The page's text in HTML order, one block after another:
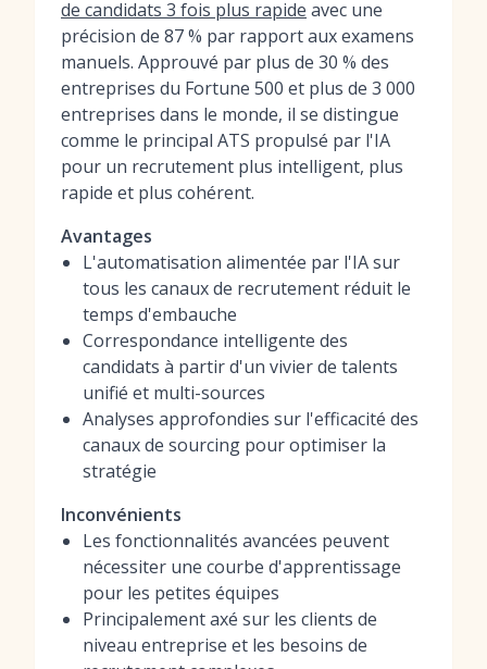
de candidats 3 fois plus rapide avec une
précision de 87 % par rapport aux examens
manuels. Approuvé par plus de 30 % des
entreprises du Fortune 500 et plus de 3 000
entreprises dans le monde, il se distingue
comme le principal ATS propulsé par l'IA
pour un recrutement plus intelligent, plus
rapide et plus cohérent.
Avantages
L'automatisation alimentée par l'IA sur
tous les canaux de recrutement réduit le
temps d'embauche
Correspondance intelligente des
candidats à partir d'un vivier de talents
unifié et multi-sources
Analyses approfondies sur l'efficacité des
canaux de sourcing pour optimiser la
stratégie
Inconvénients
Les fonctionnalités avancées peuvent
nécessiter une courbe d'apprentissage
pour les petites équipes
Principalement axé sur les clients de
niveau entreprise et les besoins de